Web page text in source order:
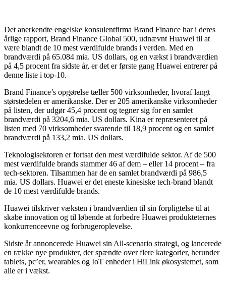
Det anerkendte engelske konsulentfirma Brand Finance har i deres
årlige rapport, Brand Finance Global 500, udnævnt Huawei til at
være blandt de 10 mest værdifulde brands i verden. Med en
brandværdi på 65.084 mia. US dollars, og en vækst i brandværdien
på 4,5 procent fra sidste år, er det er første gang Huawei entrerer på
denne liste i top-10.
Brand Finance’s opgørelse tæller 500 virksomheder, hvoraf langt
størstedelen er amerikanske. Der er 205 amerikanske virksomheder
på listen, der udgør 45,4 procent og tegner sig for en samlet
brandværdi på 3204,6 mia. US dollars. Kina er repræsenteret på
listen med 70 virksomheder svarende til 18,9 procent og en samlet
brandværdi på 133,2 mia. US dollars.
Teknologisektoren er fortsat den mest værdifulde sektor. Af de 500
mest værdifulde brands stammer 46 af dem – eller 14 procent – fra
tech-sektoren. Tilsammen har de en samlet brandværdi på 986,5
mia. US dollars. Huawei er det eneste kinesiske tech-brand blandt
de 10 mest værdifulde brands.
Huawei tilskriver væksten i brandværdien til sin forpligtelse til at
skabe innovation og til løbende at forbedre Huawei produkteternes
konkurrenceevne og forbrugeroplevelse.
Sidste år annoncerede Huawei sin All-scenario strategi, og lancerede
en række nye produkter, der spændte over flere kategorier, herunder
tablets, pc’er, wearables og IoT enheder i HiLink økosystemet, som
alle er i vækst.